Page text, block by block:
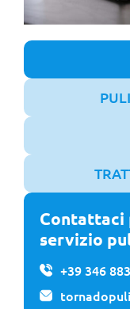
Contattaci
servizio
+39 346